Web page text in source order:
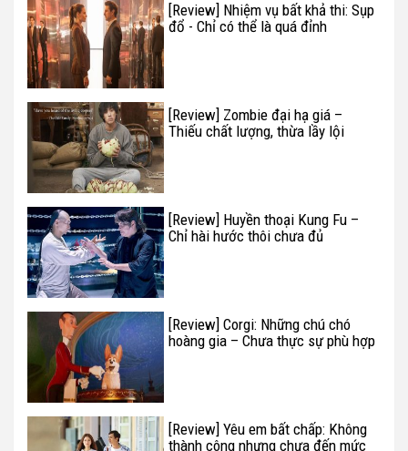
[Review] Nhiệm vụ bất khả thi: Sụp
đổ - Chỉ có thể là quá đỉnh
[Review] Zombie đại hạ giá –
Thiếu chất lượng, thừa lầy lội
[Review] Huyền thoại Kung Fu –
Chỉ hài hước thôi chưa đủ
[Review] Corgi: Những chú chó
hoàng gia – Chưa thực sự phù hợp
[Review] Yêu em bất chấp: Không
thành công nhưng chưa đến mức